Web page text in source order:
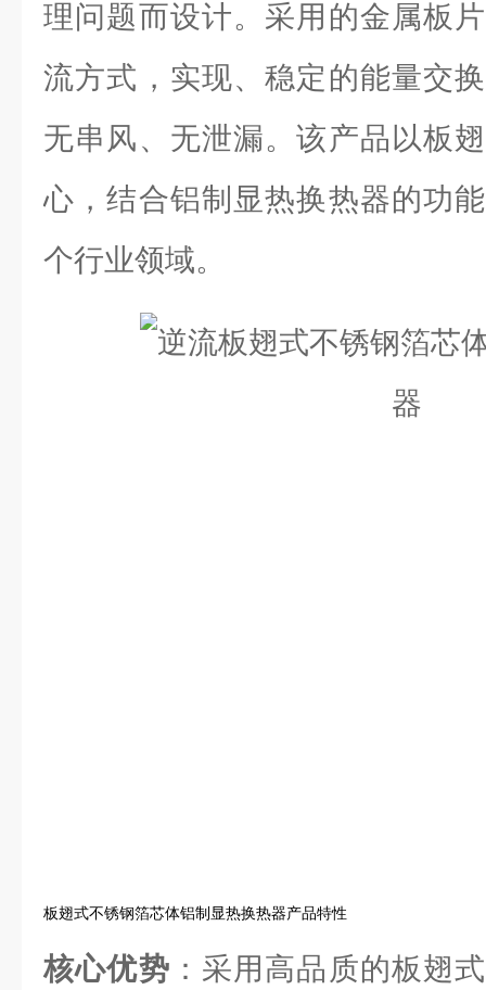
理问题而设计。采用的金属板
流方式，实现、稳定的能量交
无串风、无泄漏。该产品以板
心，结合铝制显热换热器的功
个行业领域。
板翅式不锈钢箔芯体铝制显热换热器产品特性
核心优势 ：采用高品质的板翅